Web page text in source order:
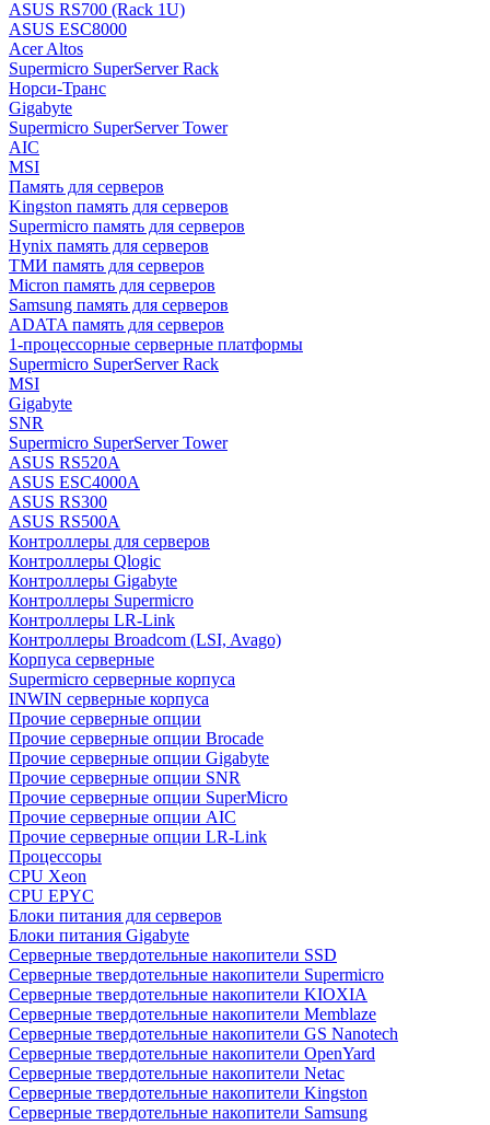
ASUS RS700 (Rack 1U)
ASUS ESC8000
Acer Altos
Supermicro SuperServer Rack
Норси-Транс
Gigabyte
Supermicro SuperServer Tower
AIC
MSI
Память для серверов
Kingston память для серверов
Supermicro память для серверов
Hynix память для серверов
ТМИ память для серверов
Micron память для серверов
Samsung память для серверов
ADATA память для серверов
1-процессорные серверные платформы
Supermicro SuperServer Rack
MSI
Gigabyte
SNR
Supermicro SuperServer Tower
ASUS RS520A
ASUS ESC4000A
ASUS RS300
ASUS RS500A
Контроллеры для серверов
Контроллеры Qlogic
Контроллеры Gigabyte
Контроллеры Supermicro
Контроллеры LR-Link
Контроллеры Broadcom (LSI, Avago)
Корпуса серверные
Supermicro серверные корпуса
INWIN серверные корпуса
Прочие серверные опции
Прочие серверные опции Brocade
Прочие серверные опции Gigabyte
Прочие серверные опции SNR
Прочие серверные опции SuperMicro
Прочие серверные опции AIC
Прочие серверные опции LR-Link
Процессоры
CPU Xeon
CPU EPYC
Блоки питания для серверов
Блоки питания Gigabyte
Серверные твердотельные накопители SSD
Cерверные твердотельные накопители Supermicro
Cерверные твердотельные накопители KIOXIA
Cерверные твердотельные накопители Memblaze
Cерверные твердотельные накопители GS Nanotech
Серверные твердотельные накопители OpenYard
Серверные твердотельные накопители Netac
Cерверные твердотельные накопители Kingston
Cерверные твердотельные накопители Samsung